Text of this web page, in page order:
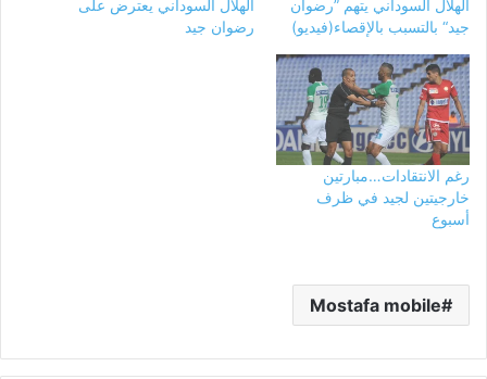
الهلال السوداني يتهم ”رضوان
جيد“ بالتسبب بالإقصاء(فيديو)
الهلال السوداني يعترض على
رضوان جيد
رغم الانتقادات…مبارتين
خارجيتين لجيد في ظرف
أسبوع
Mostafa mobile